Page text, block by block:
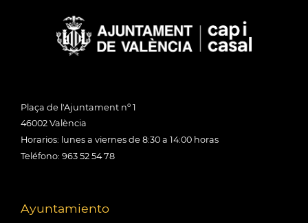
Plaça de l'Ajuntament nº 1
46002 València
Horarios: lunes a viernes de 8:30 a 14:00 horas
Teléfono: 963 52 54 78
Ayuntamiento